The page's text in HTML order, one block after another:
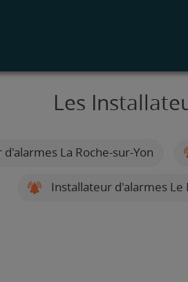
Les
La Roche-sur-Yon
Installateur d'alarmes Le